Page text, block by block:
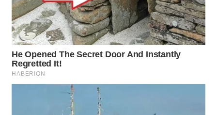
WN
MANDALIKA
WN
LIKUPANG